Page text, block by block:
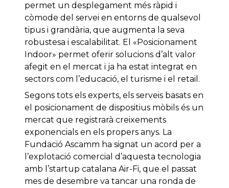
permet un desplegament més ràpid i
còmode del servei en entorns de qualsevol
tipus i grandària, que augmenta la seva
robustesa i escalabilitat. El «Posicionament
Indoor» permet oferir solucions d’alt valor
afegit en el mercat i ja ha estat integrat en
sectors com l’educació, el turisme i el retail.
Segons tots els experts, els serveis basats en
el posicionament de dispositius mòbils és un
mercat que registrarà creixements
exponencials en els propers anys. La
Fundació Ascamm ha signat un acord per a
l’explotació comercial d’aquesta tecnologia
amb l’startup catalana Air-Fi, que el passat
mes de desembre va tancar una ronda de